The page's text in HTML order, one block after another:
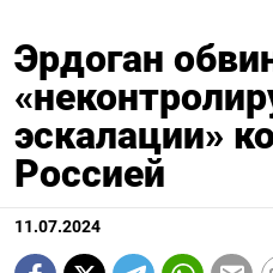
Эрдоган
эскалации»
Россией
11.07.2024